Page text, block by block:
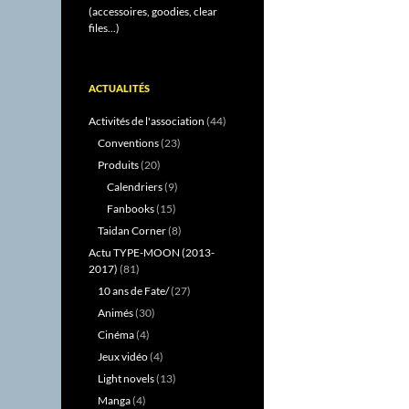
(accessoires, goodies, clear
files...)
ACTUALITÉS
Activités de l'association (44)
Conventions(23)
Produits(20)
Calendriers(9)
Fanbooks(15)
Taidan Corner(8)
Actu TYPE-MOON (2013-
2017) (81)
10 ans de Fate/(27)
Animés(30)
Cinéma(4)
Jeux vidéo(4)
Light novels(13)
Manga(4)